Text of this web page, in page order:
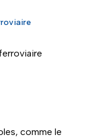
comme le